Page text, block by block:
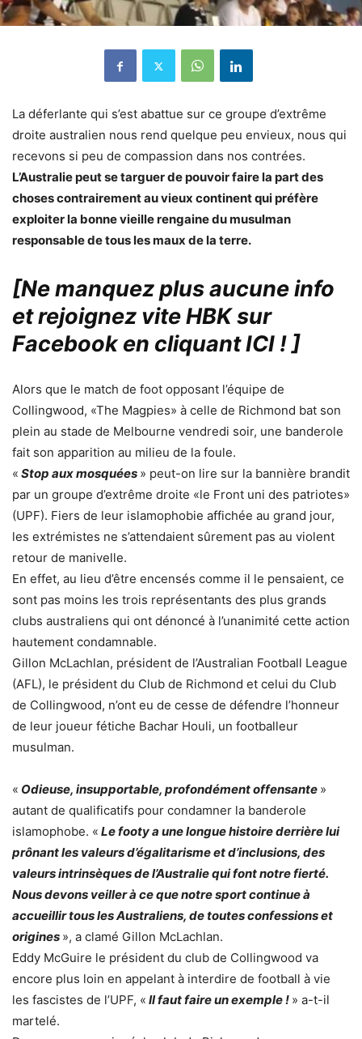
La déferlante qui s’est abattue sur ce groupe d’extrême
droite australien nous rend quelque peu envieux, nous qui
recevons si peu de compassion dans nos contrées.
L’Australie peut se targuer de pouvoir faire la part des
choses contrairement au vieux continent qui préfère
exploiter la bonne vieille rengaine du musulman
responsable de tous les maux de la terre.
[Ne manquez plus aucune info
et rejoignez vite HBK sur
Facebook en cliquant ICI !]
Alors que le match de foot opposant l’équipe de
Collingwood, «The Magpies» à celle de Richmond bat son
plein au stade de Melbourne vendredi soir, une banderole
fait son apparition au milieu de la foule.
« Stop aux mosquées » peut-on lire sur la bannière brandit
par un groupe d’extrême droite «le Front uni des patriotes»
(UPF). Fiers de leur islamophobie affichée au grand jour,
les extrémistes ne s’attendaient sûrement pas au violent
retour de manivelle.
En effet, au lieu d’être encensés comme il le pensaient, ce
sont pas moins les trois représentants des plus grands
clubs australiens qui ont dénoncé à l’unanimité cette action
hautement condamnable.
Gillon McLachlan, président de l’Australian Football League
(AFL), le président du Club de Richmond et celui du Club
de Collingwood, n’ont eu de cesse de défendre l’honneur
de leur joueur fétiche Bachar Houli, un footballeur
musulman.
« Odieuse, insupportable, profondément offensante »
autant de qualificatifs pour condamner la banderole
islamophobe. « Le footy a une longue histoire derrière lui
prônant les valeurs d’égalitarisme et d’inclusions, des
valeurs intrinsèques de l’Australie qui font notre fierté.
Nous devons veiller à ce que notre sport continue à
accueillir tous les Australiens, de toutes confessions et
origines », a clamé Gillon McLachlan.
Eddy McGuire le président du club de Collingwood va
encore plus loin en appelant à interdire de football à vie
les fascistes de l’UPF, « Il faut faire un exemple ! » a-t-il
martelé.